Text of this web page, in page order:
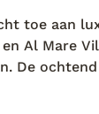
toe aan
Al Mare
De